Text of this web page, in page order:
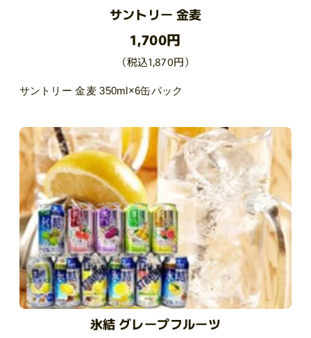
サントリー 金麦
1,700円
（税込1,870円）
サントリー 金麦 350ml×6缶パック
氷結 グレープフルーツ